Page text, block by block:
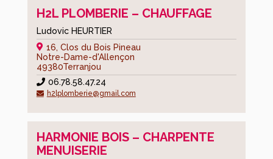
H2L PLOMBERIE – CHAUFFAGE
Ludovic HEURTIER
16, Clos du Bois Pineau
Notre-Dame-d'Allençon
49380Terranjou
06.78.58.47.24
h2lplomberie@gmail.com
HARMONIE BOIS – CHARPENTE
MENUISERIE